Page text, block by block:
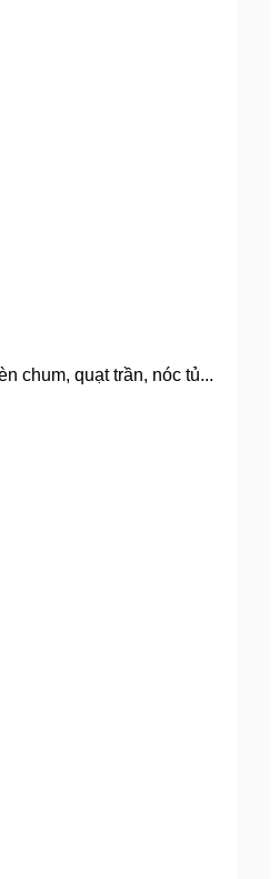
chum, quạt trần, nóc tủ...